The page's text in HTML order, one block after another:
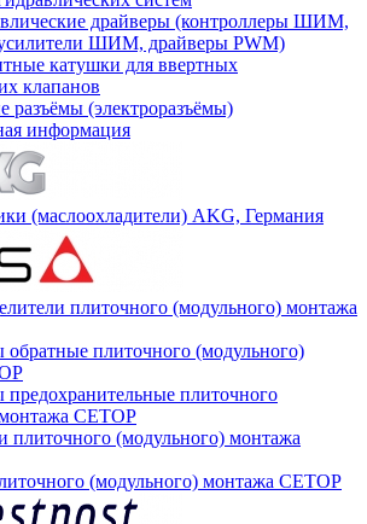
драйверы (контроллеры ШИМ,
ШИМ, драйверы PWM)
катушки для ввертных
клапанов
разъёмы (электроразъёмы)
информация
(маслоохладители) AKG, Германия
плиточного (модульного) монтажа
обратные плиточного (модульного)
предохранительные плиточного
CETOP
плиточного (модульного) монтажа
(модульного) монтажа CETOP